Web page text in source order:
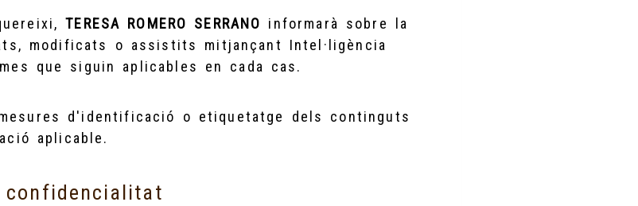
TERESA ROMERO SERRANO informarà sobre la
modificats o assistits mitjançant Intel·ligència
que siguin aplicables en cada cas.
d'identificació o etiquetatge dels continguts
aplicable.